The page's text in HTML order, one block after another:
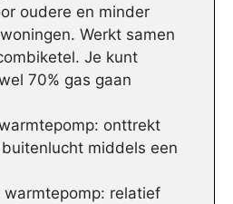
oudere en minder
Werkt samen
Je kunt
70% gas gaan
onttrekt
middels een
relatief